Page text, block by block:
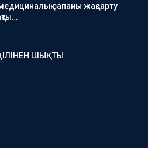
сапаны жақсарту
ШЫҚТЫ